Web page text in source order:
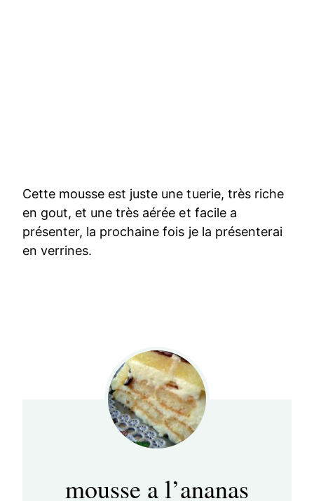
Cette mousse est juste une tuerie, très riche
en gout, et une très aérée et facile a
présenter, la prochaine fois je la présenterai
en verrines.
mousse a l’ananas